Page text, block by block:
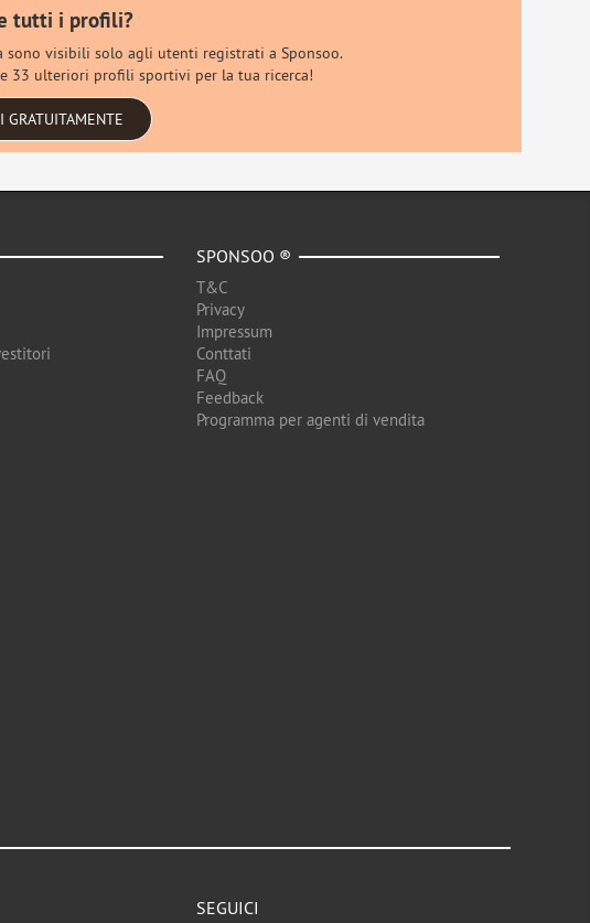
tutti i profili?
visibili solo agli utenti registrati a Sponsoo.
33 ulteriori profili sportivi per la tua ricerca!
GRATUITAMENTE
SPONSOO ®
T&C
Privacy
Impressum
Conttati
FAQ
Feedback
Programma per agenti di vendita
SEGUICI